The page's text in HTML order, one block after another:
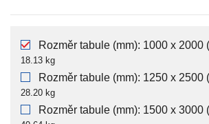
Rozměr tabule (mm): 1000 x 2000
18.13 kg
Rozměr tabule (mm): 1250 x 2500
28.20 kg
Rozměr tabule (mm): 1500 x 3000